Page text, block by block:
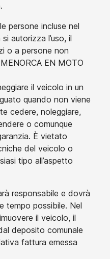
persone incluse nel
autorizza l’uso, il
o a persone non
EN MOTO
il veicolo in un
quando non viene
cedere, noleggiare,
o comunque
È vietato
del veicolo o
tipo all’aspetto
responsabile e dovrà
tempo possibile. Nel
il veicolo, il
deposito comunale
fattura emessa